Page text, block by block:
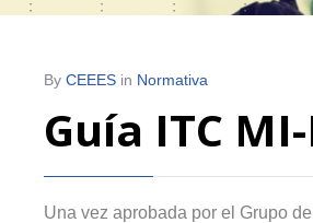
By CEEES in Normativa
Guía ITC
Una vez aprobada por el Grupo